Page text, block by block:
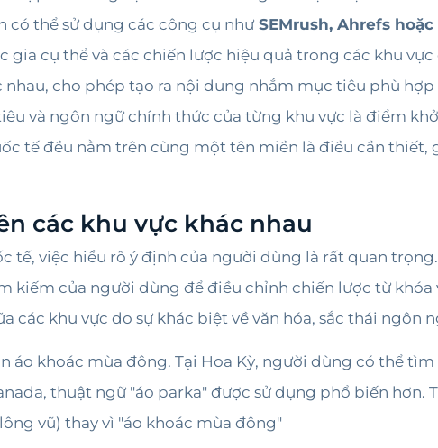
có thể sử dụng các công cụ như SEMrush, Ahrefs hoặc
gia cụ thể và các chiến lược hiệu quả trong các khu
cho phép tạo ra nội dung nhắm mục tiêu phù
và ngôn ngữ chính thức của từng khu vực là điểm
tế đều nằm trên cùng một tên miền là điều cần
các khu vực khác nhau
tế, việc hiểu rõ ý định của người dùng là rất quan
kiếm của người dùng để điều chỉnh chiến lược từ khóa
các khu vực do sự khác biệt về văn hóa, sắc thái ngôn
áo khoác mùa đông. Tại Hoa Kỳ, người dùng có thể
thuật ngữ "áo parka" được sử dụng phổ biến hơn.
vũ) thay vì "áo khoác mùa đông"